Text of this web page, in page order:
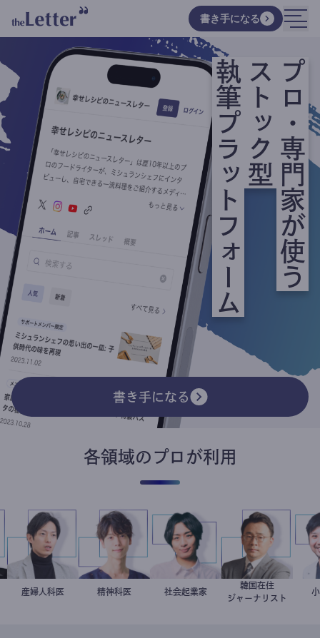
書き手になる
プロ・専門家が使う
ストック型
執筆プラットフォーム
書き手になる
各領域のプロが利用
重見大介
産婦人科医 藤野智哉
精神科医 駒崎弘樹
社会起業家 徐台教
韓国在住
ジャーナリスト